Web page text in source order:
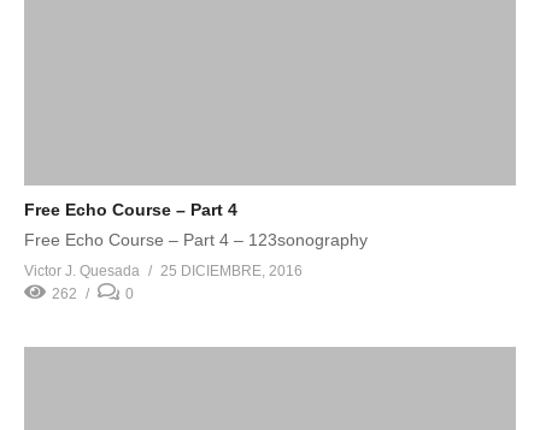
Free Echo Course – Part 4
Free Echo Course – Part 4 – 123sonography
Victor J. Quesada
25 DICIEMBRE, 2016
262
0